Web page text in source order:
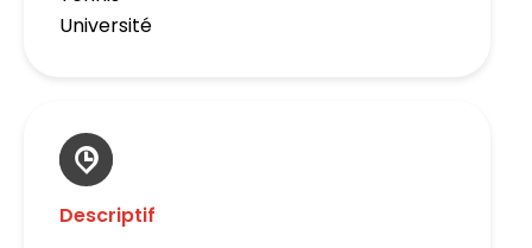
Université
Descriptif